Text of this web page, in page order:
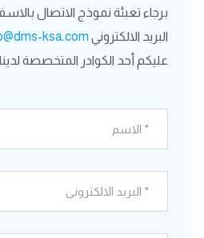
برجاء تعبئة نموذج الاتصال
البريد الالكتروني ksa.com
عليكم أحد الكوادر المتخصصة